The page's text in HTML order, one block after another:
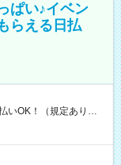
ぱい♪イベン
らえる日払
ンビニATMから 日払